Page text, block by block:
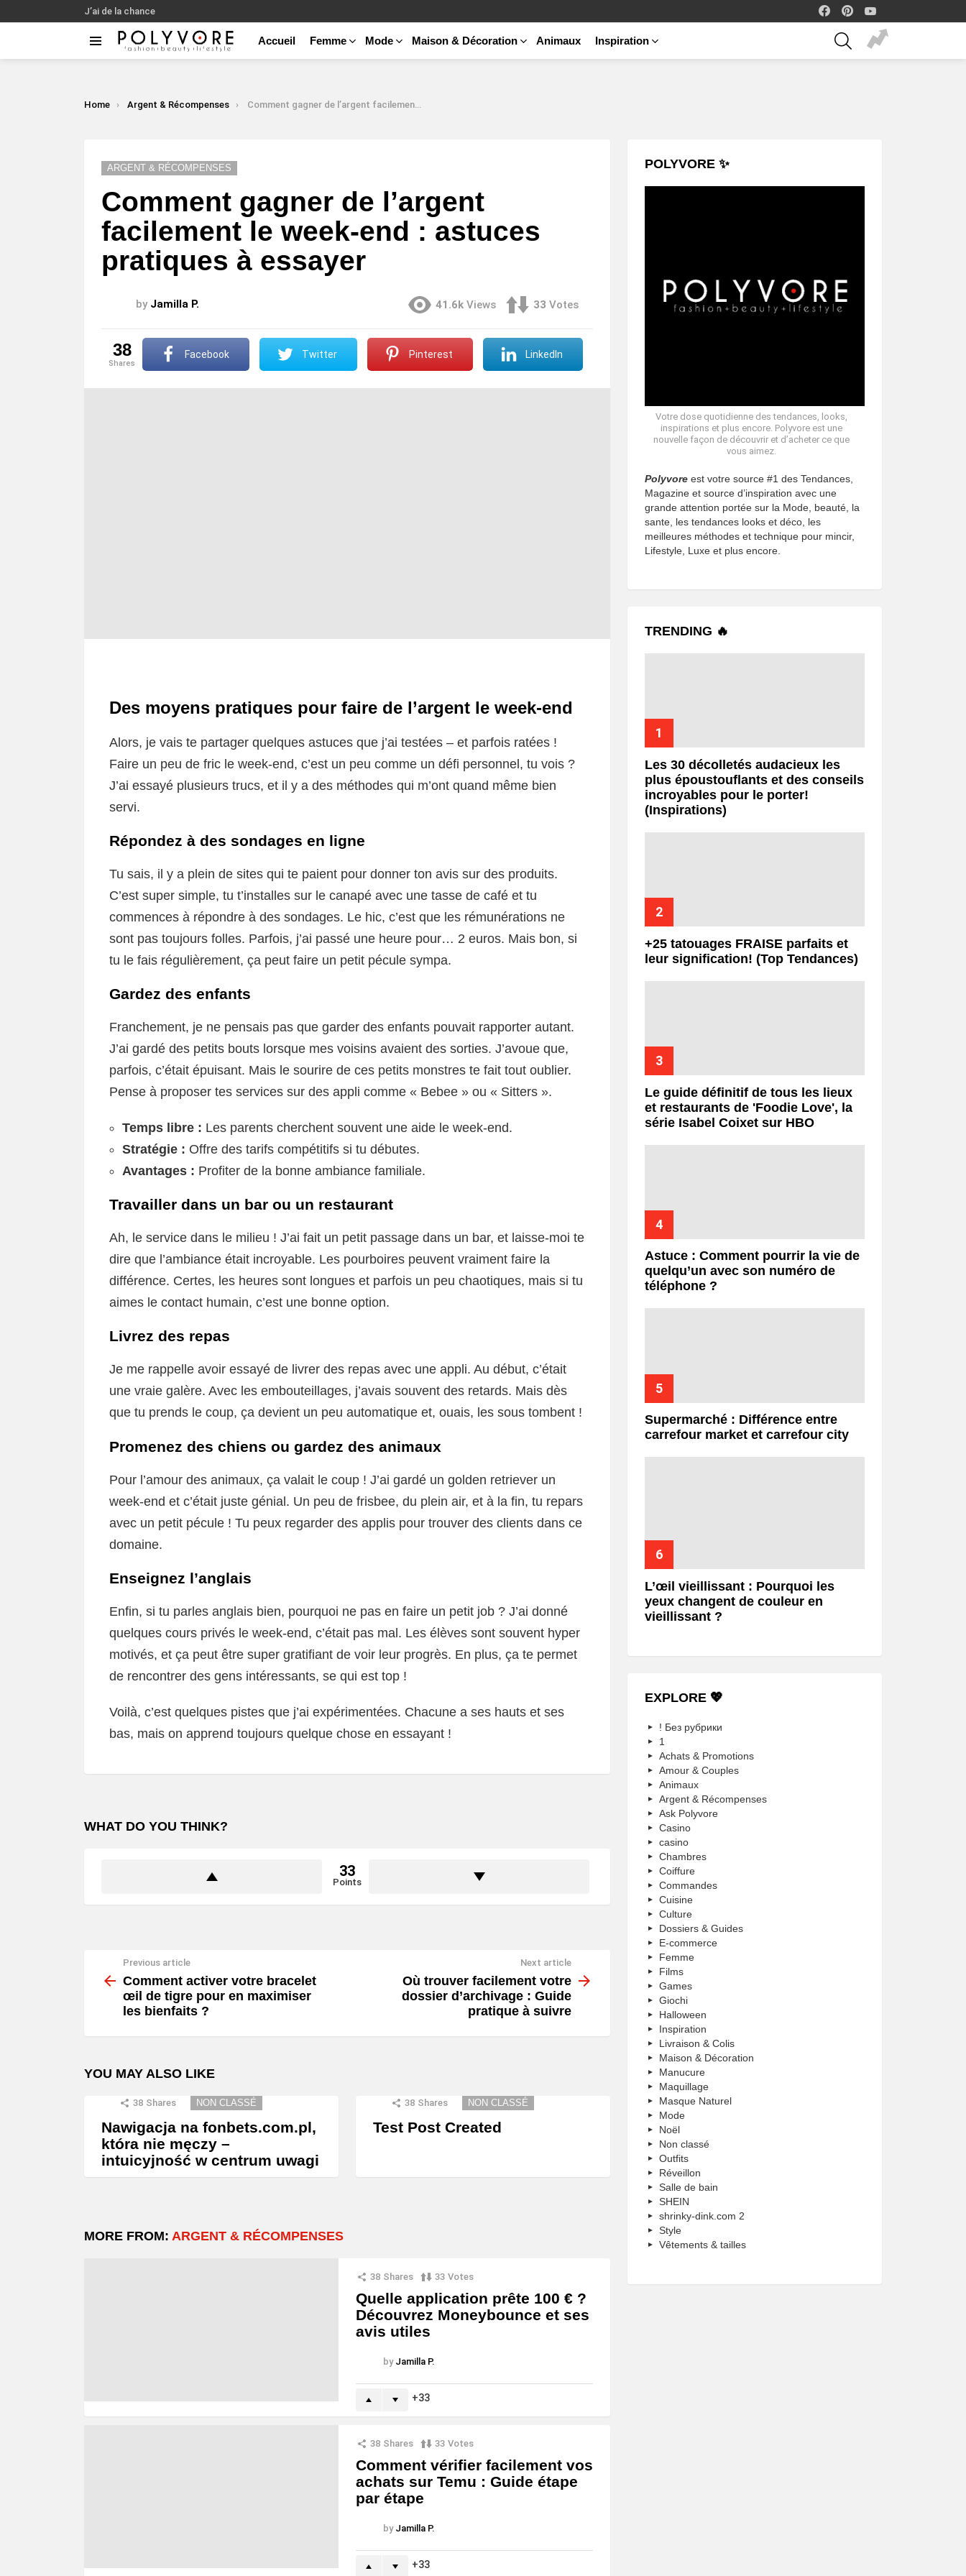
J’ai de la chance
facebook
Accueil Femme Mode Maison & Décoration Animaux Inspiration
SEARCH
You are here:
Home Argent & Récompenses Comment gagner de l’argent facilement le week-end : astuces pratiques à essayer
ARGENT & RÉCOMPENSES
Comment gagner de l’argent
facilement le week-end : astuces
pratiques à essayer
by Jamilla P. 41.6k Views 33 Votes
38
shares
Facebook Twitter Pinterest LinkedIn
Des moyens pratiques pour faire de l’argent le week-end
Alors, je vais te partager quelques astuces que j’ai testées – et parfois ratées !
Faire un peu de fric le week-end, c’est un peu comme un défi personnel, tu vois ?
J’ai essayé plusieurs trucs, et il y a des méthodes qui m’ont quand même bien
servi.
Répondez à des sondages en ligne
Tu sais, il y a plein de sites qui te paient pour donner ton avis sur des produits.
C’est super simple, tu t’installes sur le canapé avec une tasse de café et tu
commences à répondre à des sondages. Le hic, c’est que les rémunérations ne
sont pas toujours folles. Parfois, j’ai passé une heure pour… 2 euros. Mais bon, si
tu le fais régulièrement, ça peut faire un petit pécule sympa.
Gardez des enfants
Franchement, je ne pensais pas que garder des enfants pouvait rapporter autant.
J’ai gardé des petits bouts lorsque mes voisins avaient des sorties. J’avoue que,
parfois, c’était épuisant. Mais le sourire de ces petits monstres te fait tout oublier.
Pense à proposer tes services sur des appli comme « Bebee » ou « Sitters ».
Temps libre : Les parents cherchent souvent une aide le week-end.
Stratégie : Offre des tarifs compétitifs si tu débutes.
Avantages : Profiter de la bonne ambiance familiale.
Travailler dans un bar ou un restaurant
Ah, le service dans le milieu ! J’ai fait un petit passage dans un bar, et laisse-moi te
dire que l’ambiance était incroyable. Les pourboires peuvent vraiment faire la
différence. Certes, les heures sont longues et parfois un peu chaotiques, mais si tu
aimes le contact humain, c’est une bonne option.
Livrez des repas
Je me rappelle avoir essayé de livrer des repas avec une appli. Au début, c’était
une vraie galère. Avec les embouteillages, j’avais souvent des retards. Mais dès
que tu prends le coup, ça devient un peu automatique et, ouais, les sous tombent !
Promenez des chiens ou gardez des animaux
Pour l’amour des animaux, ça valait le coup ! J’ai gardé un golden retriever un
week-end et c’était juste génial. Un peu de frisbee, du plein air, et à la fin, tu repars
avec un petit pécule ! Tu peux regarder des applis pour trouver des clients dans ce
domaine.
Enseignez l’anglais
Enfin, si tu parles anglais bien, pourquoi ne pas en faire un petit job ? J’ai donné
quelques cours privés le week-end, c’était pas mal. Les élèves sont souvent hyper
motivés, et ça peut être super gratifiant de voir leur progrès. En plus, ça te permet
de rencontrer des gens intéressants, se qui est top !
Voilà, c’est quelques pistes que j’ai expérimentées. Chacune a ses hauts et ses
bas, mais on apprend toujours quelque chose en essayant !
WHAT DO YOU THINK?
33
Points
more
Previous article
Comment activer votre bracelet
œil de tigre pour en maximiser
les bienfaits ?
Next article
Où trouver facilement votre
dossier d’archivage : Guide
pratique à suivre
YOU MAY ALSO LIKE
38 Shares NON CLASSÉ
Nawigacja na fonbets.com.pl,
która nie męczy –
intuicyjność w centrum uwagi
38 Shares NON CLASSÉ
Test Post Created
MORE FROM: ARGENT & RÉCOMPENSES
38 Shares 33 Votes
Quelle application prête 100 € ?
Découvrez Moneybounce et ses
avis utiles
by Jamilla P.
33
38 Shares 33 Votes
Comment vérifier facilement vos
achats sur Temu : Guide étape
par étape
by Jamilla P.
33
POLYVORE ✨
Votre dose quotidienne des tendances, looks,
inspirations et plus encore. Polyvore est une
nouvelle façon de découvrir et d’acheter ce que
vous aimez.
Polyvore est votre source #1 des Tendances,
Magazine et source d’inspiration avec une
grande attention portée sur la Mode, beauté, la
sante, les tendances looks et déco, les
meilleures méthodes et technique pour mincir,
Lifestyle, Luxe et plus encore.
TRENDING 🔥
Les 30 décolletés audacieux les
plus époustouflants et des conseils
incroyables pour le porter!
(Inspirations)
+25 tatouages ​​FRAISE parfaits et
leur signification! (Top Tendances)
Le guide définitif de tous les lieux
et restaurants de 'Foodie Love', la
série Isabel Coixet sur HBO
Astuce : Comment pourrir la vie de
quelqu’un avec son numéro de
téléphone ?
Supermarché : Différence entre
carrefour market et carrefour city
L’œil vieillissant : Pourquoi les
yeux changent de couleur en
vieillissant ?
EXPLORE 💖
! Без рубрики
1
Achats & Promotions
Amour & Couples
Animaux
Argent & Récompenses
Ask Polyvore
Casino
casino
Chambres
Coiffure
Commandes
Cuisine
Culture
Dossiers & Guides
E-commerce
Femme
Films
Games
Giochi
Halloween
Inspiration
Livraison & Colis
Maison & Décoration
Manucure
Maquillage
Masque Naturel
Mode
Noël
Non classé
Outfits
Réveillon
Salle de bain
SHEIN
shrinky-dink.com 2
Style
Vêtements & tailles